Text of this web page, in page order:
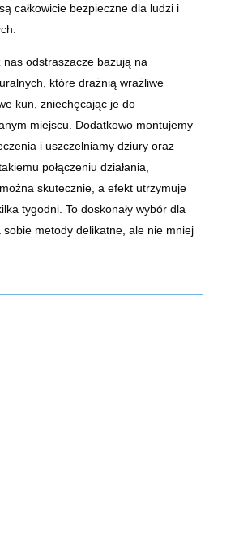
całkowicie bezpieczne dla ludzi i
odstraszacze bazują na
które drażnią wrażliwe
kun, zniechęcając je do
miejscu. Dodatkowo montujemy
i uszczelniamy dziury oraz
połączeniu działania,
skutecznie, a efekt utrzymuje
tygodni. To doskonały wybór dla
metody delikatne, ale nie mniej